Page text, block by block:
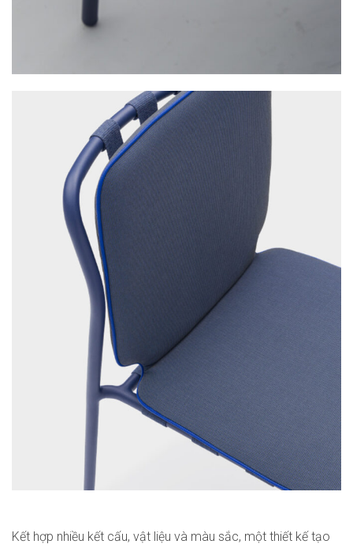
Kết hợp nhiều kết cấu, vật liệu và màu sắc, một thiết kế tạo